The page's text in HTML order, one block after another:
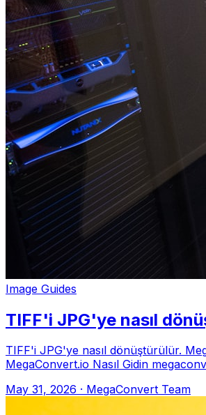
Image Guides
TIFF'i JPG'ye nasıl
TIFF'i JPG'ye nasıl dönüştürülür.
MegaConvert.io Nasıl Gidin megaconvert.io/tr/tiff-den-
May 31, 2026 · MegaConvert Team